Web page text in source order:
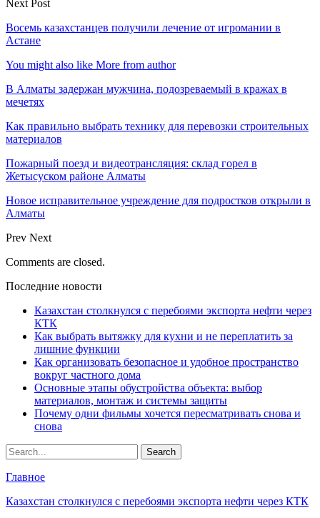
Next Post
Восемь казахстанцев получили лечение от игромании в
Астане
You might also like More from author
В Алматы задержан мужчина, подозреваемый в кражах в
мечетях
Как правильно выбрать технику для перевозки строительных
материалов
Пожарный поезд и видеотрансляция: склад горел в
Жетысуском районе Алматы
Новое исправительное учреждение для подростков открыли в
Алматы
Prev Next
Comments are closed.
Последние новости
Казахстан столкнулся с перебоями экспорта нефти через
КТК
Как выбрать вытяжку для кухни и не переплатить за
лишние функции
Как организовать безопасное и удобное пространство
вокруг частного дома
Основные этапы обустройства объекта: выбор
материалов, монтаж и системы защиты
Почему одни фильмы хочется пересматривать снова и
снова
Главное
Казахстан столкнулся с перебоями экспорта нефти через КТК